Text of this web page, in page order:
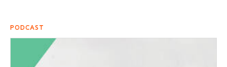
PODCAST